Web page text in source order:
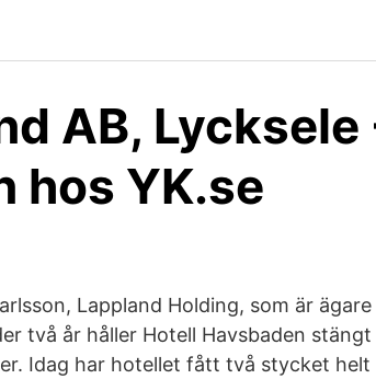
AB, Lycksele
hos YK.se
Lappland Holding, som är
två år håller Hotell Havsbaden
Idag har hotellet fått två stycket helt